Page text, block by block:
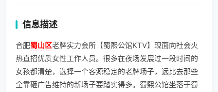
信息描述
合肥蜀山区老牌实力会所【蜀熙公馆KTV】现面向社会火
热直招优质女性工作人员。很多在夜场发展过一段时间的
女孩都清楚，选择一个客源稳定的老牌场子，远比去那些
全靠砸广告维持的新场子要踏实得多。蜀熙公馆坐落于蜀